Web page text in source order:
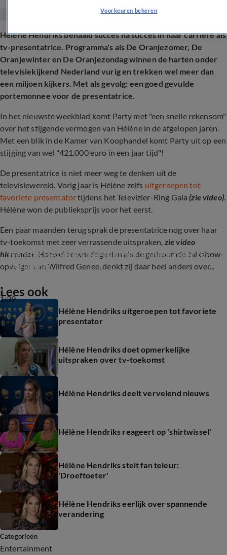
HélèneHendriks behaald succes na succes in haar carrière als
tv-presentatrice. Programma's als De Oranjezomer, De
Oranjewinter en De Oranjezondag winnen de harten onder
televisiekijkend Nederland vurig en trekken wel meer dan
een miljoen kijkers. Met als gevolg: een goed gevulde
portemonnee voor de presentatrice.
In het nieuwste weekblad komt Party met "een snelle rekensom"
over het stijgende vermogen van Hélène in de afgelopen jaren.
Met een blik in de Kamer van Koophandel komt Party uit op een
stijging van wel "421.000 euro in een jaar tijd"!
De presentatrice is niet meer weg te denken uit de
televisiewereld. Vorig jaar is Hélène zelfs uitgeroepen tot
favoriete presentatortijdens het Televizier-Ring Gala(zie video).
Hélène won de publieksprijs voor het eerst.
Een paar maanden terug sprak de presentatrice nog over haar
tv-toekomst met zeer verrassende uitspraken, zie video
hieronder. Hoewel ze wordt gezien als de gedroomde talkshow-
opvolger van Wilfred Genee, denkt zij daar heel anders over...
1:39
Hélène Hendriks geeft duidelijkheid over tv-
toekomst
Lees ook
Hélène Hendriks uitgeroepen tot favoriete
presentator
Hélène Hendriks doet opmerkelijke
uitspraken over tv-toekomst
Hélène Hendriks deelt vervelend nieuws
Hélène Hendriks reageert op 'shirtwissel'
Hélène Hendriks stelt fan teleur:
'Droeftoeter'
Hélène Hendriks eerlijk over spannende
verandering
Categorieën
Entertainment
Voorkeuren beheren